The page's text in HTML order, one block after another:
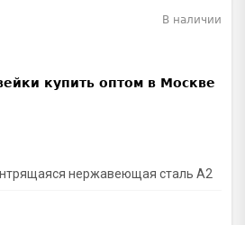
нержавеющая сталь A2
В наличии